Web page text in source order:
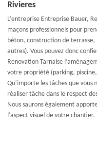
Rivieres
L’entreprise Entreprise Bauer,
maçons professionnels pour
béton, construction de
autres). Vous pouvez donc
Renovation Tarnaise
votre propriété (parking,
Qu’importe les tâches que vous
réaliser tâche dans le respect
Nous saurons également
l’aspect visuel de votre chantier.